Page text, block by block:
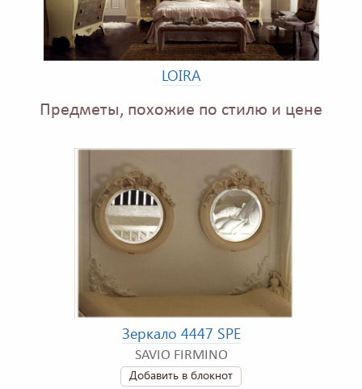
LOIRA
Предметы, похожие по стилю и цене
Зеркало 4447 SPE
SAVIO FIRMINO
Добавить в блокнот